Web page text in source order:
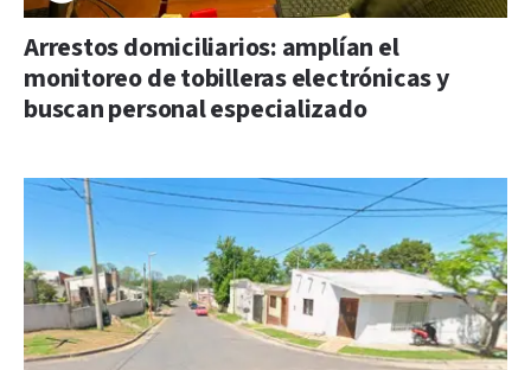
Arrestos domiciliarios: amplían el
monitoreo de tobilleras electrónicas y
buscan personal especializado